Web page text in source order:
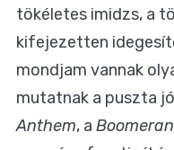
tökéletes imidzs, a
kifejezetten
mondjam vannak
mutatnak a puszta
Anthem, a